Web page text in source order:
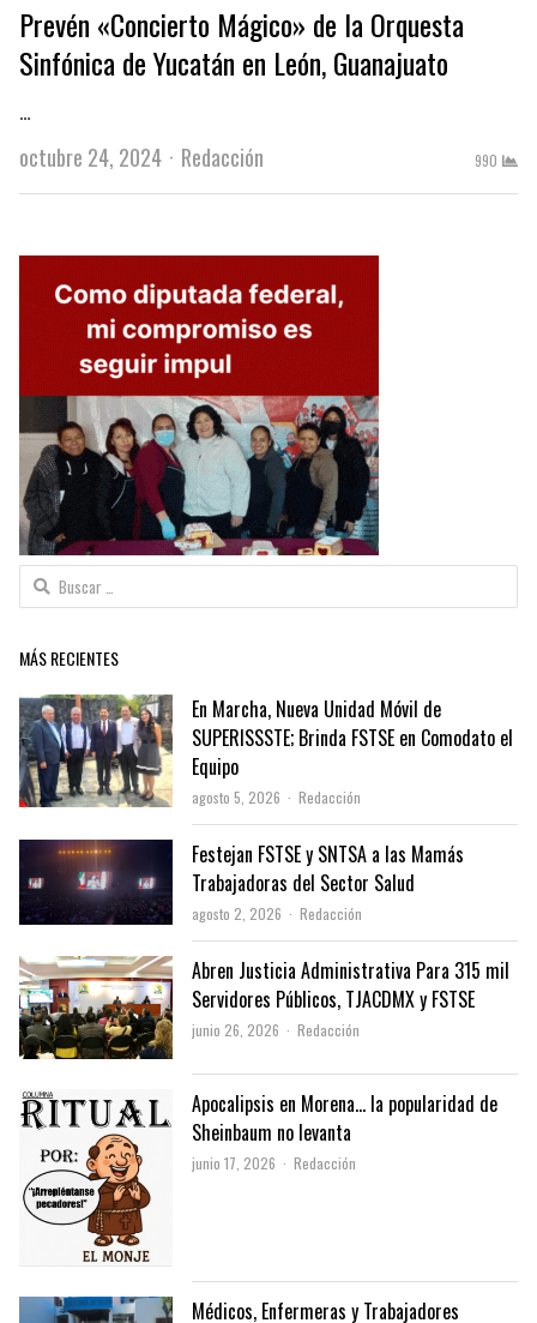
Prevén «Concierto Mágico» de la Orquesta
Sinfónica de Yucatán en León, Guanajuato
…
octubre 24, 2024
Author
Redacción 990
Buscar:
MÁS RECIENTES
En Marcha, Nueva Unidad Móvil de
SUPERISSSTE; Brinda FSTSE en Comodato el
Equipo
agosto 5, 2026 Author
Redacción
Festejan FSTSE y SNTSA a las Mamás
Trabajadoras del Sector Salud
agosto 2, 2026 Author
Redacción
Abren Justicia Administrativa Para 315 mil
Servidores Públicos, TJACDMX y FSTSE
junio 26, 2026 Author
Redacción
Apocalipsis en Morena… la popularidad de
Sheinbaum no levanta
junio 17, 2026 Author
Redacción
Médicos, Enfermeras y Trabajadores